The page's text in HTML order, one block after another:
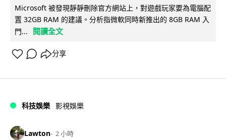
Microsoft 被發現靜靜刪除官方網站上，對遊戲玩家要為電腦配
置 32GB RAM 的建議。分析指微軟同時新推出的 8GB RAM 入
門...
閱讀全文
分享
科技娛樂 影視娛樂
Lawton 2 小時